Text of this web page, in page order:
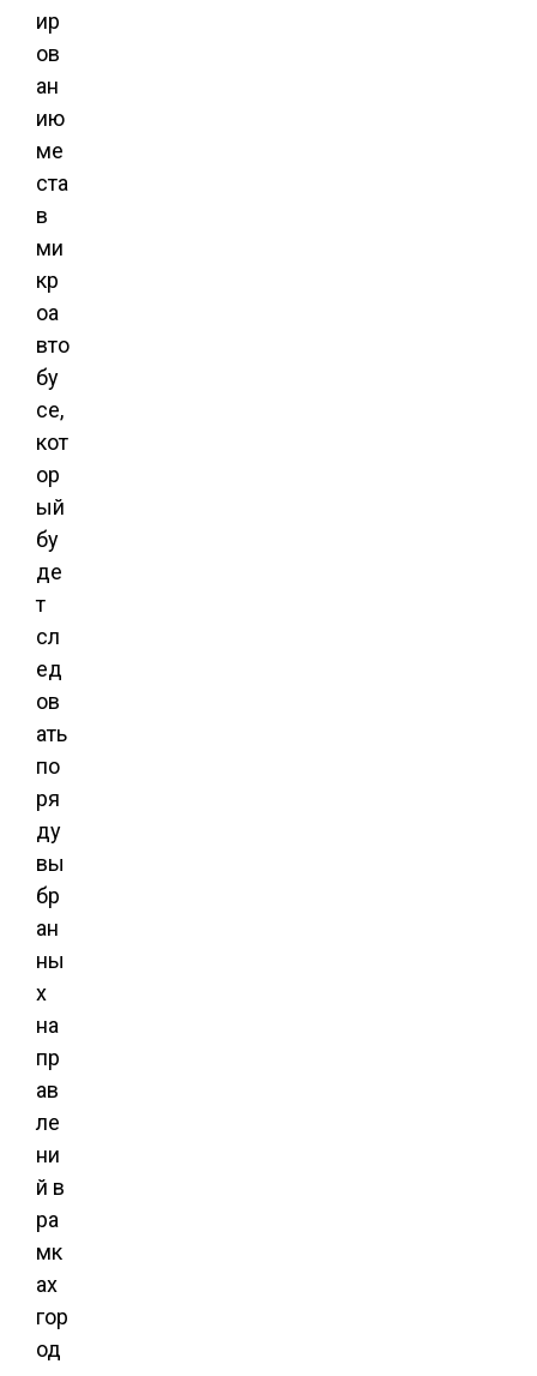
ир
ов
ан
ию
ме
ста
в
ми
кр
оа
вто
бу
се,
кот
ор
ый
бу
де
т
сл
ед
ов
ать
по
ря
ду
вы
бр
ан
ны
х
на
пр
ав
ле
ни
й в
ра
мк
ах
гор
од